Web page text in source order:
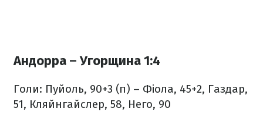
Андорра – Угорщина 1:4
Голи: Пуйоль, 90+3 (п) – Фіола, 45+2, Газдар,
51, Кляйнгайслер, 58, Него, 90